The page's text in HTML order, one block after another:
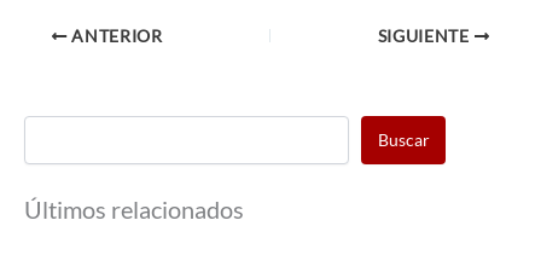
ANTERIOR SIGUIENTE
Buscar
Últimos relacionados